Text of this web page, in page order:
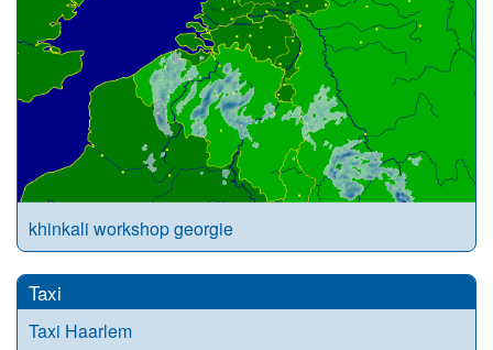
khinkali workshop georgie
Taxi
Taxi Haarlem